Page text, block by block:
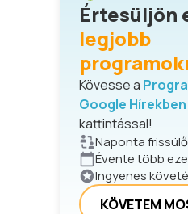
Értesüljön
legjobb
Kövesse a
Google Hírekben
kattintással!
Naponta
Évente több
Ingyenes
KÖVETEM